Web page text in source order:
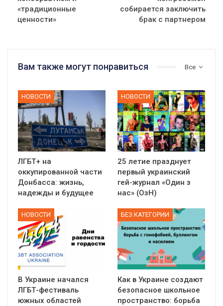
«традиционные
ценности»
собирается заключить
брак с партнером
Все
Вам также могут понравиться
НОВОСТИ
ЛГБТ+ на
оккупированной части
Донбасса: жизнь,
надежды и будущее
НОВОСТИ
25 летие празднует
первый украинский
гей-журнал «Один з
нас» (ОзН)
НОВОСТИ
В Украине начался
ЛГБТ-фестиваль
южных областей
БЕЗ КАТЕГОРИИ
Как в Украине создают
безопасное школьное
пространство: борьба